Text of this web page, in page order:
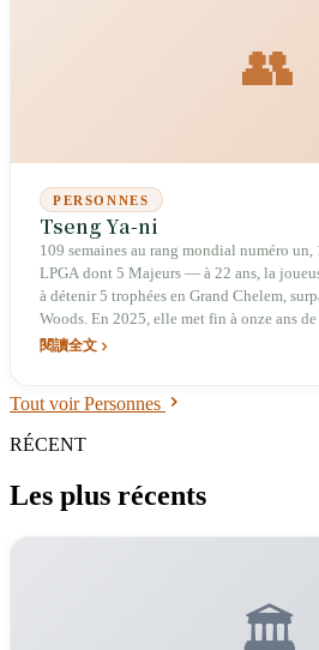
des échanges longs, et élève ainsi le
👥
PERSONNES
Tseng Ya-ni
109 semaines au rang mondial numéro
LPGA dont 5 Majeurs — à 22 ans, la
à détenir 5 trophées en Grand Chelem,
Woods. En 2025, elle met fin à onze ans
nouveau un titre.
閱讀全文
Tout voir Personnes
RÉCENT
Les plus récents
🏛️